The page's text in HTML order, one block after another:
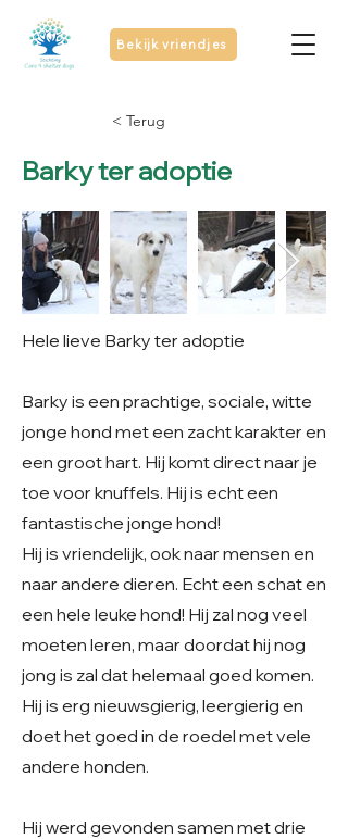
Bekijk vriendjes
< Terug
Barky ter adoptie
Hele lieve Barky ter adoptie
Barky is een prachtige, sociale, witte
jonge hond met een zacht karakter en
een groot hart. Hij komt direct naar je
toe voor knuffels. Hij is echt een
fantastische jonge hond!
Hij is vriendelijk, ook naar mensen en
naar andere dieren. Echt een schat en
een hele leuke hond! Hij zal nog veel
moeten leren, maar doordat hij nog
jong is zal dat helemaal goed komen.
Hij is erg nieuwsgierig, leergierig en
doet het goed in de roedel met vele
andere honden.
Hij werd gevonden samen met drie